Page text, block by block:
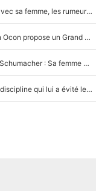
F1 : Charles Leclerc surpris par les paparazzis avec sa femme, les rumeurs étaient vraies !
Comme pour le final du Tour de France, Esteban Ocon propose un Grand Prix de Formule 1 à Paris : «Autour de l’Arc de Triomphe, ce serait génial» !
Nouvelle rumeur autour de la santé de Michael Schumacher : Sa femme Corinna sort du silence
F1 - Lewis Hamilton victime de harcèlement, la discipline qui lui a évité le pire : «J'aurais probablement mal tourné»